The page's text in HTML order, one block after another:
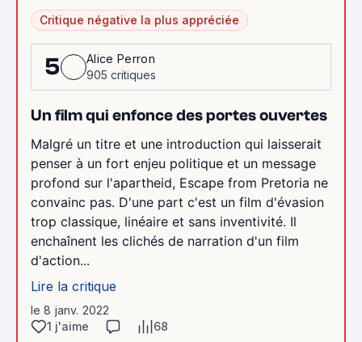
Critique négative la plus appréciée
5
Alice Perron
905 critiques
Un film qui enfonce des portes ouvertes
Malgré un titre et une introduction qui laisserait
penser à un fort enjeu politique et un message
profond sur l'apartheid, Escape from Pretoria ne
convainc pas. D'une part c'est un film d'évasion
trop classique, linéaire et sans inventivité. Il
enchaînent les clichés de narration d'un film
d'action...
Lire la critique
le 8 janv. 2022
1 j'aime
68